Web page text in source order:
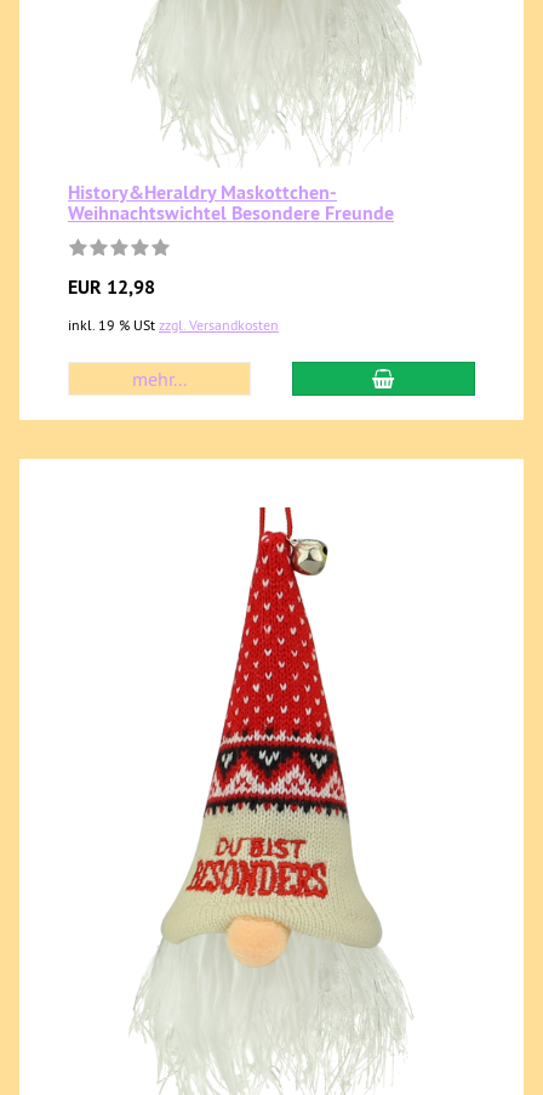
History&Heraldry Maskottchen-
Weihnachtswichtel Besondere Freunde
EUR 12,98
inkl. 19 % USt zzgl. Versandkosten
mehr...